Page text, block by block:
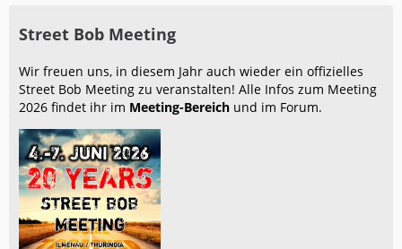
Street Bob Meeting
Wir freuen uns, in diesem Jahr auch wieder ein offizielles
Street Bob Meeting zu veranstalten! Alle Infos zum Meeting
2026 findet ihr im Meeting-Bereich und im Forum.